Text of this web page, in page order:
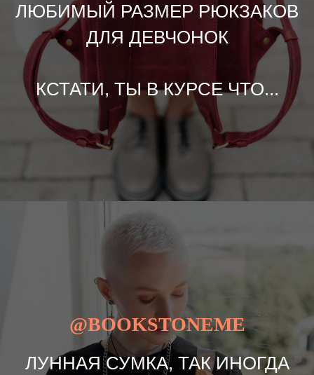
ЛЮБИМЫЙ РАЗМЕР РЮКЗАКОВ
ДЛЯ ДЕВЧОНОК
КСТАТИ, ТЫ В КУРСЕ ЧТО...
@BOOKSTONEME
ЛУННАЯ СУМКА, ТАК ИНОГДА